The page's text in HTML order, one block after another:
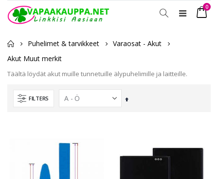
Toggle
0
Puhelimet & tarvikkeet
Varaosat - Akut
Akut Muut merkit
Täältä löydät akut muille tunnetuille älypuhelimille ja laitteille.
FILTERS
Laskevassa